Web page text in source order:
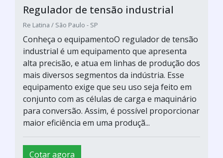
Regulador de tensão industrial
Re Latina / São Paulo - SP
Conheça o equipamentoO regulador de tensão
industrial é um equipamento que apresenta
alta precisão, e atua em linhas de produção dos
mais diversos segmentos da indústria. Esse
equipamento exige que seu uso seja feito em
conjunto com as células de carga e maquinário
para conversão. Assim, é possível proporcionar
maior eficiência em uma produçã...
Cotar agora